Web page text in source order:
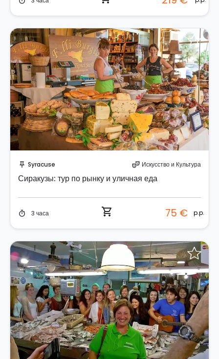
push_pin Syracuse theater_comedy Искусство и Культура
Сиракузы: тур по рынку и уличная еда
timer 3 часа shopping_cart 75 € p.p.